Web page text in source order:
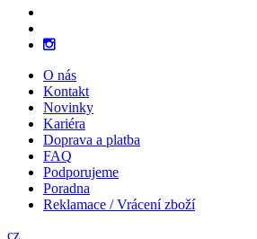
O nás
Kontakt
Novinky
Kariéra
Doprava a platba
FAQ
Podporujeme
Poradna
Reklamace / Vrácení zboží
cz